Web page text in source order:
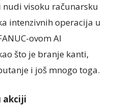
visoku računarsku
intenzivnih operacija u
ovom AI
što je branje kanti,
i još mnogo toga.
akciji